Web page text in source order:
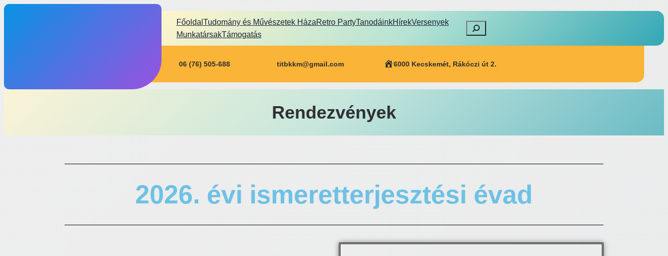
Főoldal Tudomány és Művészetek HázaRetro PartyTanodáinkHírekVersenyek
MunkatársakTámogatás
06 (76) 505-688 titbkkm@gmail.com 6000 Kecskemét, Rákóczi út 2.
Rendezvények
2026. évi ismeretterjesztési évad